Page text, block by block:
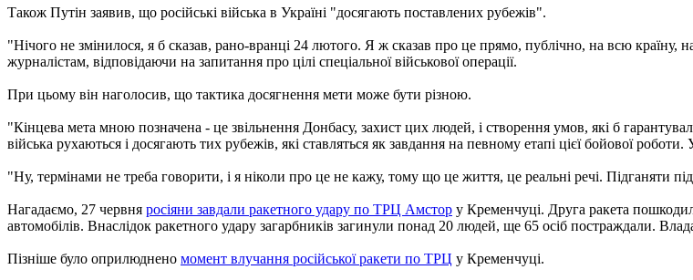
Також Путін заявив, що російські війська в Україні "досягають поставлених рубежів".
"Нічого не змінилося, я б сказав, рано-вранці 24 лютого. Я ж сказав про це прямо, публічно, на всю країну,
журналістам, відповідаючи на запитання про цілі спеціальної військової операції.
При цьому він наголосив, що тактика досягнення мети може бути різною.
"Кінцева мета мною позначена - це звільнення Донбасу, захист цих людей, і створення умов, які б
війська рухаються і досягають тих рубежів, які ставляться як завдання на певному етапі цієї бойової
"Ну, термінами не треба говорити, і я ніколи про це не кажу, тому що це життя, це реальні речі. Підганяти
Нагадаємо, 27 червня росіяни завдали ракетного удару по ТРЦ Амстор у Кременчуці. Друга ракета
автомобілів. Внаслідок ракетного удару загарбників загинули понад 20 людей, ще 65 осіб постраждали.
Пізніше було оприлюднено момент влучання російської ракети по ТРЦ у Кременчуці.